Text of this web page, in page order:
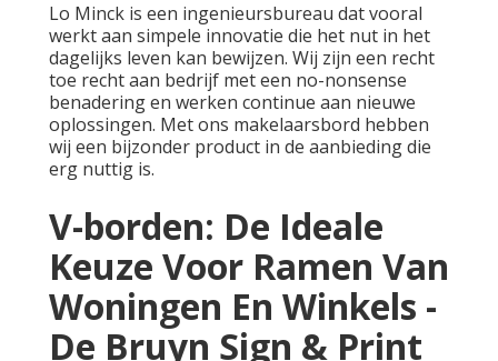
Lo Minck is een ingenieursbureau dat vooral
werkt aan simpele innovatie die het nut in het
dagelijks leven kan bewijzen. Wij zijn een recht
toe recht aan bedrijf met een no-nonsense
benadering en werken continue aan nieuwe
oplossingen. Met ons makelaarsbord hebben
wij een bijzonder product in de aanbieding die
erg nuttig is.
V-borden: De Ideale
Keuze Voor Ramen Van
Woningen En Winkels -
De Bruyn Sign & Print